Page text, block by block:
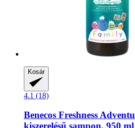
Kosár
4.1 (18)
Benecos Freshness
kiszerelésű sampon, 950 ml